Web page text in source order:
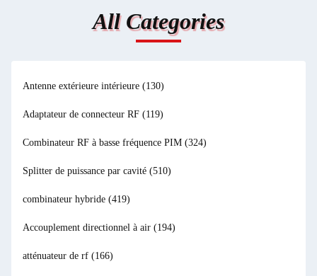
All Categories
Antenne extérieure intérieure (130)
Adaptateur de connecteur RF (119)
Combinateur RF à basse fréquence PIM (324)
Splitter de puissance par cavité (510)
combinateur hybride (419)
Accouplement directionnel à air (194)
atténuateur de rf (166)